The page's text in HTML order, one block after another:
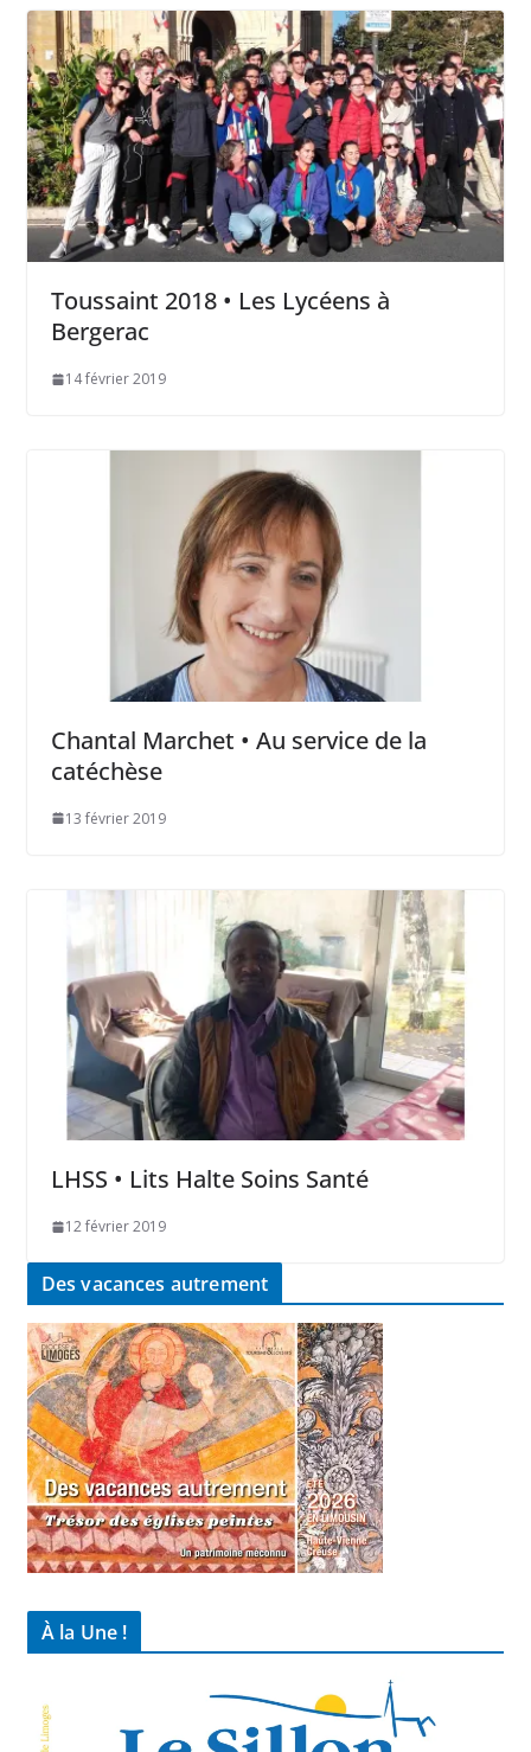
Toussaint 2018 • Les Lycéens à
Bergerac
14 février 2019
Chantal Marchet • Au service de la
catéchèse
13 février 2019
LHSS • Lits Halte Soins Santé
12 février 2019
Des vacances autrement
À la Une !